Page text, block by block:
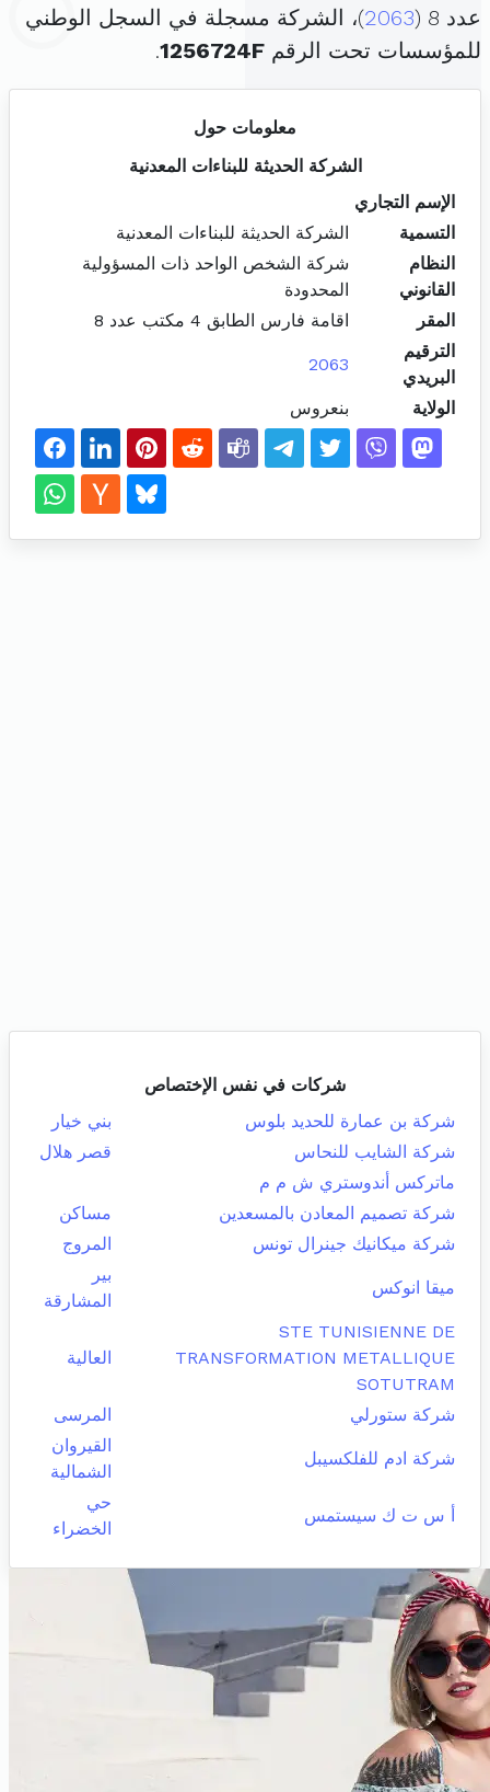
عدد 8 (
2063)، الشركة مسجلة في السجل الوطني
للمؤسسات تحت الرقم 1256724F
.
معلومات حول
الشركة الحديثة للبناءات المعدنية
الإسم التجاري
التسمية
الشركة الحديثة للبناءات المعدنية
النظام
القانوني
شركة الشخص الواحد ذات المسؤولية
المحدودة
المقر
اقامة فارس الطابق 4 مكتب عدد 8
الترقيم
البريدي
2063
الولاية بنعروس
شركات في نفس الإختصاص
شركة بن عمارة للحديد بلوس
بني خيار
شركة الشايب للنحاس
قصر هلال
ماتركس أندوستري ش م م
شركة تصميم المعادن بالمسعدين
مساكن
شركة ميكانيك جينرال تونس
المروج
ميقا انوكس
بير
المشارقة
STE TUNISIENNE DE
TRANSFORMATION METALLIQUE
SOTUTRAM
العالية
شركة ستورلي المرسى
شركة ادم للفلكسيبل
القيروان
الشمالية
أ س ت ك سيستمس
حي
الخضراء